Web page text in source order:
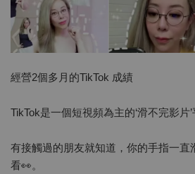
經營2個多月的TikTok 成績
TikTok是一個短視頻為主的‘滑不完影片’
有接觸過的朋友就知道，你的手指一直
看👀。